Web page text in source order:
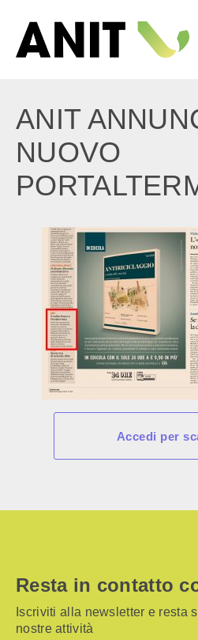
ANIT
NUOVO
Accedi per
Resta in contatto
Iscriviti alla newsletter e resta
nostre attività